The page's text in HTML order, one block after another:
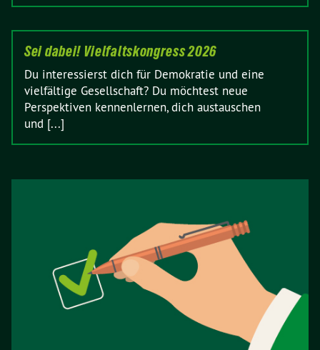
Sei dabei! Vielfaltskongress 2026
Du interessierst dich für Demokratie und eine
vielfältige Gesellschaft? Du möchtest neue
Perspektiven kennenlernen, dich austauschen
und [...]